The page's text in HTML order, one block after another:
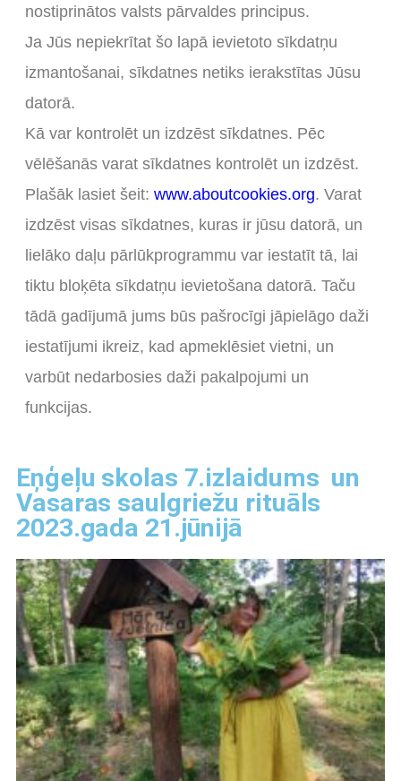
nostiprinātos valsts pārvaldes principus.
Ja Jūs nepiekrītat šo lapā ievietoto sīkdatņu
izmantošanai, sīkdatnes netiks ierakstītas Jūsu
datorā.
Kā var kontrolēt un izdzēst sīkdatnes. Pēc
vēlēšanās varat sīkdatnes kontrolēt un izdzēst.
Plašāk lasiet šeit: www.aboutcookies.org. Varat
izdzēst visas sīkdatnes, kuras ir jūsu datorā, un
lielāko daļu pārlūkprogrammu var iestatīt tā, lai
tiktu bloķēta sīkdatņu ievietošana datorā. Taču
tādā gadījumā jums būs pašrocīgi jāpielāgo daži
iestatījumi ikreiz, kad apmeklēsiet vietni, un
varbūt nedarbosies daži pakalpojumi un
funkcijas.
Eņģeļu skolas 7.izlaidums un
Vasaras saulgriežu rituāls
2023.gada 21.jūnijā